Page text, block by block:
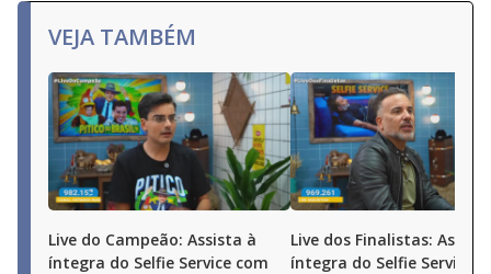
VEJA TAMBÉM
Live do Campeão: Assista à
íntegra do Selfie Service com
Live dos Finalistas:
íntegra do Selfie Service